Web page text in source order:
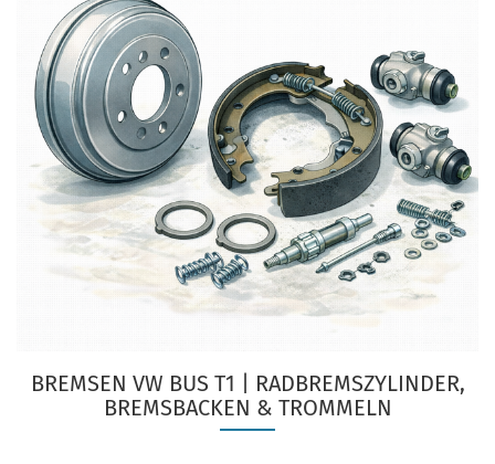
BREMSEN VW BUS T1 | RADBREMSZYLINDER,
BREMSBACKEN & TROMMELN